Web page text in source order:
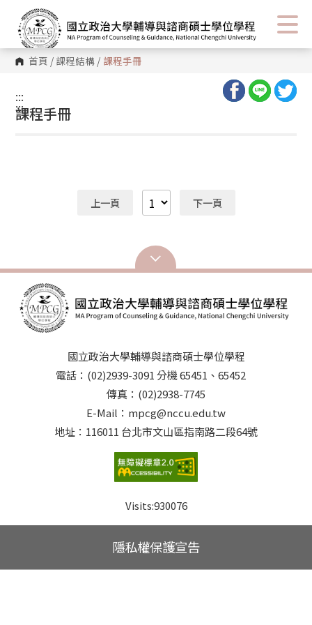
首頁 / 課程結構 / 課程手冊
:::
:::
課程手冊
上一頁 下一頁
國立政治大學輔導與諮商碩士學位學程
電話：(02)2939-3091 分機 65451、65452
傳真：(02)2938-7745
E-Mail：mpcg@nccu.edu.tw
地址：116011 台北市文山區指南路二段64號
Visits:930076
隱私權保護宣告